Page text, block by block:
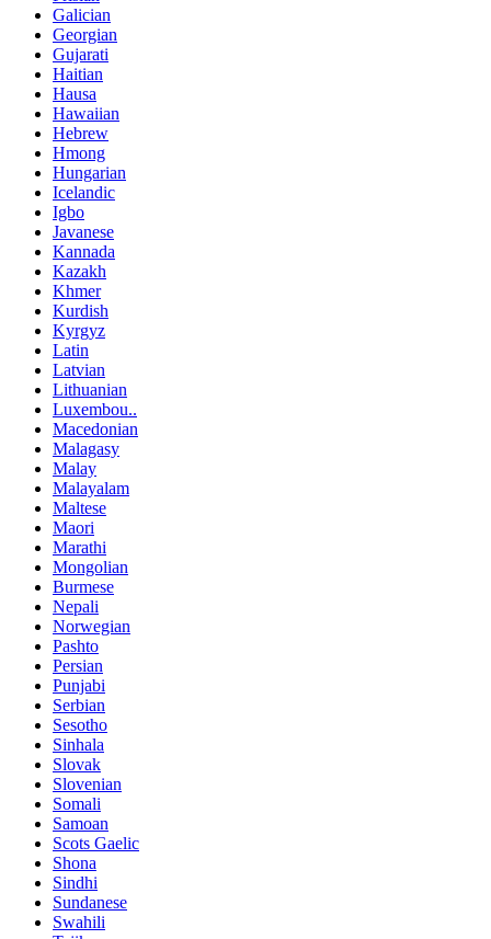
Galician
Georgian
Gujarati
Haitian
Hausa
Hawaiian
Hebrew
Hmong
Hungarian
Icelandic
Igbo
Javanese
Kannada
Kazakh
Khmer
Kurdish
Kyrgyz
Latin
Latvian
Lithuanian
Luxembou..
Macedonian
Malagasy
Malay
Malayalam
Maltese
Maori
Marathi
Mongolian
Burmese
Nepali
Norwegian
Pashto
Persian
Punjabi
Serbian
Sesotho
Sinhala
Slovak
Slovenian
Somali
Samoan
Scots Gaelic
Shona
Sindhi
Sundanese
Swahili